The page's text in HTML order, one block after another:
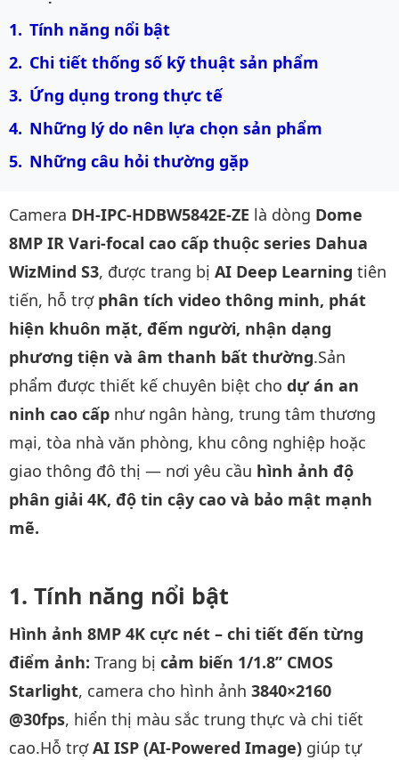
Tính năng nổi bật
Chi tiết thống số kỹ thuật sản phẩm
Ứng dụng trong thực tế
Những lý do nên lựa chọn sản phẩm
Những câu hỏi thường gặp
Camera DH-IPC-HDBW5842E-ZE là dòng Dome
8MP IR Vari-focal cao cấp thuộc series Dahua
WizMind S3, được trang bị AI Deep Learning tiên
tiến, hỗ trợ phân tích video thông minh, phát
hiện khuôn mặt, đếm người, nhận dạng
phương tiện và âm thanh bất thường.Sản
phẩm được thiết kế chuyên biệt cho dự án an
ninh cao cấp như ngân hàng, trung tâm thương
mại, tòa nhà văn phòng, khu công nghiệp hoặc
giao thông đô thị — nơi yêu cầu hình ảnh độ
phân giải 4K, độ tin cậy cao và bảo mật mạnh
mẽ.
Tính năng nổi bật
Hình ảnh 8MP 4K cực nét – chi tiết đến từng
điểm ảnh: Trang bị cảm biến 1/1.8” CMOS
Starlight, camera cho hình ảnh 3840×2160
@30fps, hiển thị màu sắc trung thực và chi tiết
cao.Hỗ trợAI ISP (AI-Powered Image) giúp tự